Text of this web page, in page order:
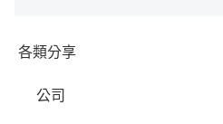
各類分享
公司